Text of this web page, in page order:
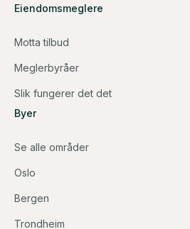
Eiendomsmeglere
Motta tilbud
Meglerbyråer
Slik fungerer det det
Byer
Se alle områder
Oslo
Bergen
Trondheim